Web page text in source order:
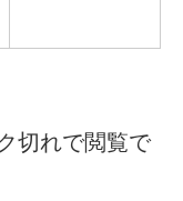
切れで閲覧で